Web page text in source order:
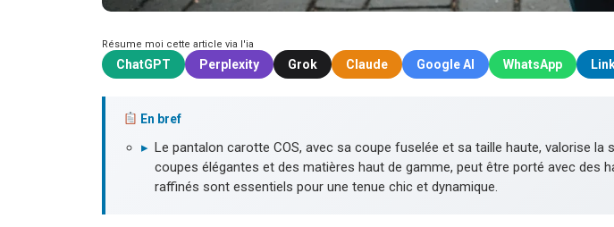
Résume moi cette article via l'ia
ChatGPT Perplexity Grok Claude Google AI WhatsApp
En bref
▸ Le pantalon carotte COS, avec sa coupe fuselée et sa taille haute, valorise la
coupes élégantes et des matières haut de gamme, peut être porté avec
raffinés sont essentiels pour une tenue chic et dynamique.